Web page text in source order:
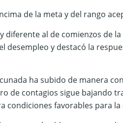
de la meta y del rango
diferente al de comienzos de
desempleo y destacó la
ha subido de manera
de contagios sigue bajando
condiciones favorables para